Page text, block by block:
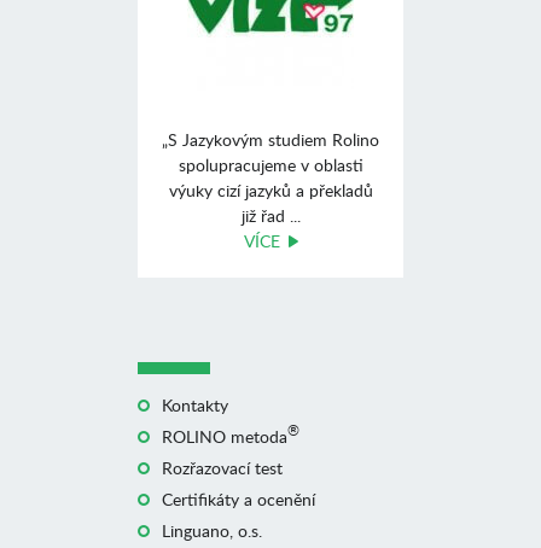
„S Jazykovým studiem Rolino
spolupracujeme v oblasti
výuky cizí jazyků a překladů
již řad ...
VÍCE
Kontakty
ROLINO metoda®
Rozřazovací test
Certifikáty a ocenění
Linguano, o.s.